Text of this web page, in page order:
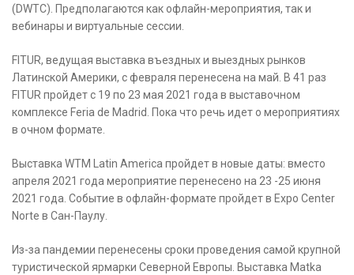
(DWTC). Предполагаются как офлайн-мероприятия, так и
вебинары и виртуальные сессии.
FITUR, ведущая выставка въездных и выездных рынков
Латинской Америки, с февраля перенесена на май. В 41 раз
FITUR пройдет с 19 по 23 мая 2021 года в выставочном
комплексе Feria de Madrid. Пока что речь идет о мероприятиях
в очном формате.
Выставка WTM Latin America пройдет в новые даты: вместо
апреля 2021 года мероприятие перенесено на 23 -25 июня
2021 года. Событие в офлайн-формате пройдет в Expo Center
Norte в Сан-Паулу.
Из-за пандемии перенесены сроки проведения самой крупной
туристической ярмарки Северной Европы. Выставка Matka